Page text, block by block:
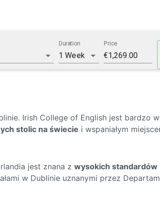
Irish College of English jest bardzo
stolic na świecie i wspaniałym
jest znana z wysokich standardów
w Dublinie uznanymi przez